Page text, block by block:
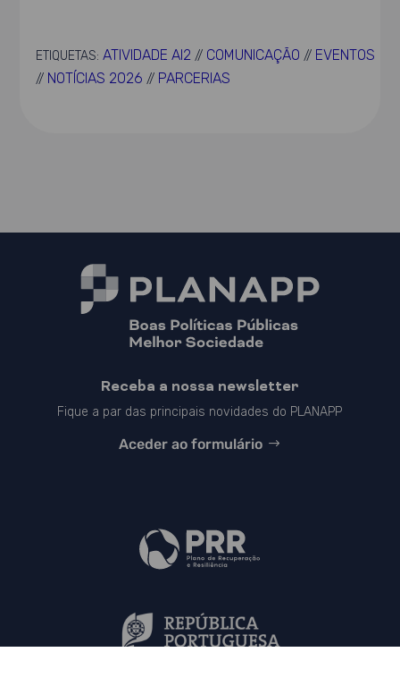
ETIQUETAS:ATIVIDADE AI2 // COMUNICAÇÃO // EVENTOS
// NOTÍCIAS 2026 // PARCERIAS
Receba a nossa newsletter
Fique a par das principais novidades do PLANAPP
Aceder ao formulário